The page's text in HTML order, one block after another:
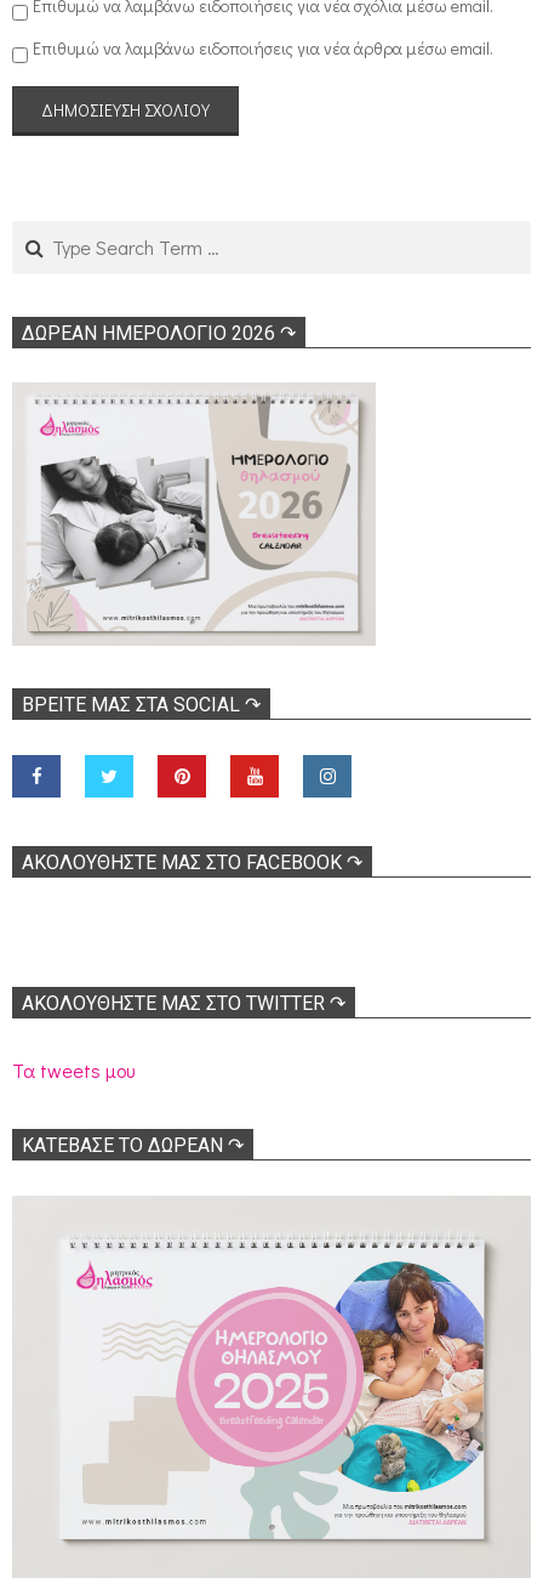
Επιθυμώ να λαμβάνω ειδοποιήσεις για νέα σχόλια μέσω email.
Επιθυμώ να λαμβάνω ειδοποιήσεις για νέα άρθρα μέσω email.
ΔΩΡΕΑΝ ΗΜΕΡΟΛΟΓΙΟ 2026 ↷
ΒΡΕΊΤΕ ΜΑΣ ΣΤΑ SOCIAL ↷
ΑΚΟΛOΥΘΉΣΤΕ ΜΑΣ ΣΤΟ FACEBOOK ↷
ΑΚΟΛΟΥΘΉΣΤΕ ΜΑΣ ΣΤΟ TWITTER ↷
Τα tweets μου
ΚΑΤΕΒΑΣΕ ΤΟ ΔΩΡΕΑΝ ↷